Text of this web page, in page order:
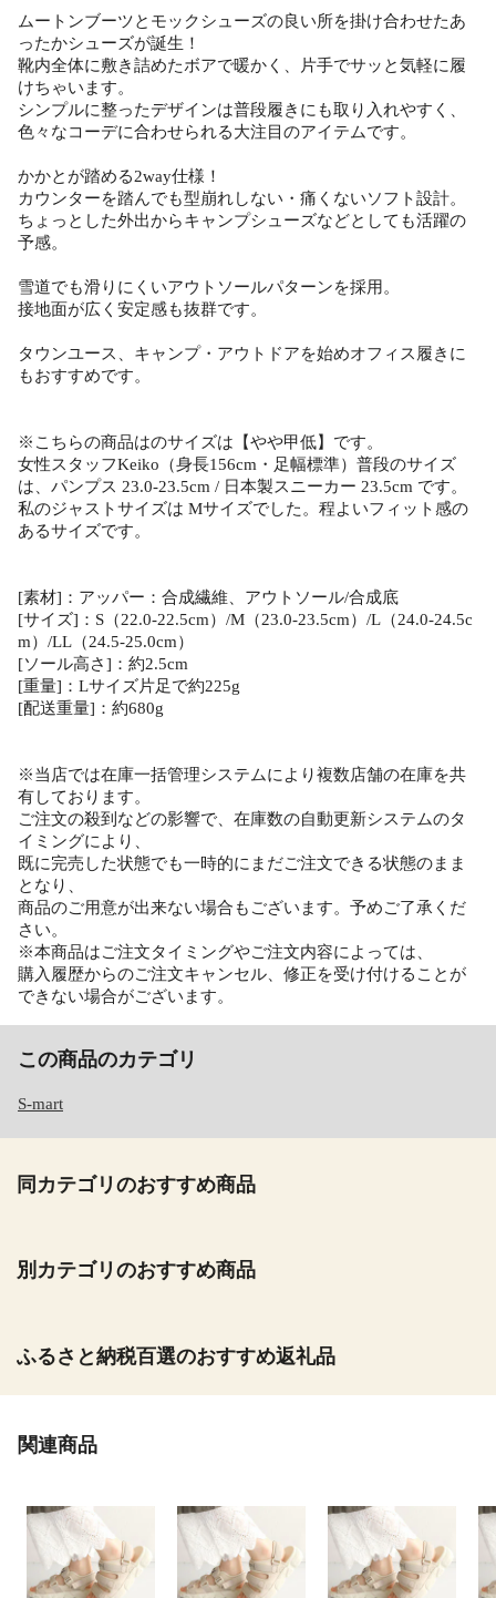
ムートンブーツとモックシューズの良い所を掛け合わせたあ
ったかシューズが誕生！
靴内全体に敷き詰めたボアで暖かく、片手でサッと気軽に履
けちゃいます。
シンプルに整ったデザインは普段履きにも取り入れやすく、
色々なコーデに合わせられる大注目のアイテムです。
かかとが踏める2way仕様！
カウンターを踏んでも型崩れしない・痛くないソフト設計。
ちょっとした外出からキャンプシューズなどとしても活躍の
予感。
雪道でも滑りにくいアウトソールパターンを採用。
接地面が広く安定感も抜群です。
タウンユース、キャンプ・アウトドアを始めオフィス履きに
もおすすめです。
※こちらの商品はのサイズは【やや甲低】です。
女性スタッフKeiko（身長156cm・足幅標準）普段のサイズ
は、パンプス 23.0-23.5cm / 日本製スニーカー 23.5cm です。
私のジャストサイズは Mサイズでした。程よいフィット感の
あるサイズです。
[素材]：アッパー：合成繊維、アウトソール/合成底
[サイズ]：S（22.0-22.5cm）/M（23.0-23.5cm）/L（24.0-24.5c
m）/LL（24.5-25.0cm）
[ソール高さ]：約2.5cm
[重量]：Lサイズ片足で約225g
[配送重量]：約680g
※当店では在庫一括管理システムにより複数店舗の在庫を共
有しております。
ご注文の殺到などの影響で、在庫数の自動更新システムのタ
イミングにより、
既に完売した状態でも一時的にまだご注文できる状態のまま
となり、
商品のご用意が出来ない場合もございます。予めご了承くだ
さい。
※本商品はご注文タイミングやご注文内容によっては、
購入履歴からのご注文キャンセル、修正を受け付けることが
できない場合がございます。
この商品のカテゴリ
S-mart
同カテゴリのおすすめ商品
別カテゴリのおすすめ商品
ふるさと納税百選のおすすめ返礼品
関連商品